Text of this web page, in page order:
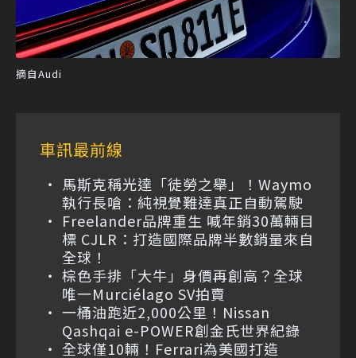
摘自Audi
車訊最前線
馬斯克稱光達「徒勞之舉」！Waymo
執行長嗆：純視覺難達真正自動駕駛
Freelander品牌重生 喊年銷30萬輛目
標 CJLR：打造國際品牌半數銷量來自
全球！
棕色手排「大牛」身價再創高？全球
唯一Murciélago SV拍賣
一桶油跑近2,000公里！Nissan
Qashqai e-POWER創金氏世界紀錄
全球僅10輛！Ferrari為美國打造